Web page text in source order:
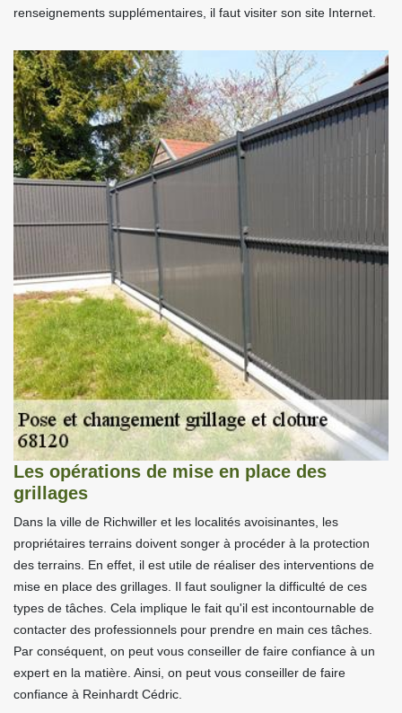
renseignements supplémentaires, il faut visiter son site Internet.
Les opérations de mise en place des
grillages
Dans la ville de Richwiller et les localités avoisinantes, les
propriétaires terrains doivent songer à procéder à la protection
des terrains. En effet, il est utile de réaliser des interventions de
mise en place des grillages. Il faut souligner la difficulté de ces
types de tâches. Cela implique le fait qu'il est incontournable de
contacter des professionnels pour prendre en main ces tâches.
Par conséquent, on peut vous conseiller de faire confiance à un
expert en la matière. Ainsi, on peut vous conseiller de faire
confiance à Reinhardt Cédric.